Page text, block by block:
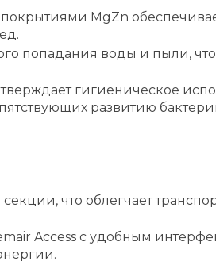
MgZn
попадания воды и пыли,
гигиеническое
развитию
что облегчает
Access с удобным